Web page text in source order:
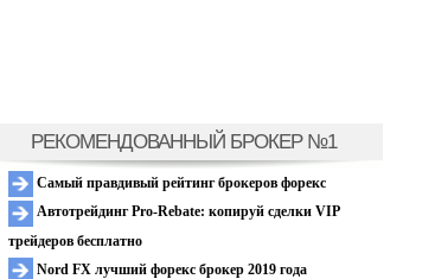
РЕКОМЕНДОВАННЫЙ БРОКЕР №1
Самый правдивый рейтинг брокеров форекс
Автотрейдинг Pro-Rebate: копируй сделки VIP
трейдеров бесплатно
Nord FX лучший форекс брокер 2019 года